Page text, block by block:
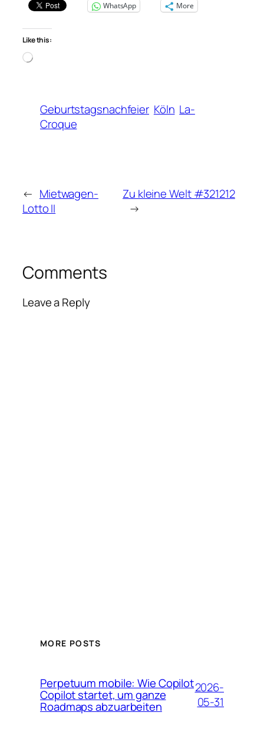
WhatsApp
More
Like this:
Loading…
Geburtstagsnachfeier Köln La-
Croque
← Mietwagen-
Lotto II
Zu kleine Welt #321212
→
Comments
Leave a Reply
MORE POSTS
Perpetuum mobile: Wie Copilot
Copilot startet, um ganze
Roadmaps abzuarbeiten
2026-
05-31